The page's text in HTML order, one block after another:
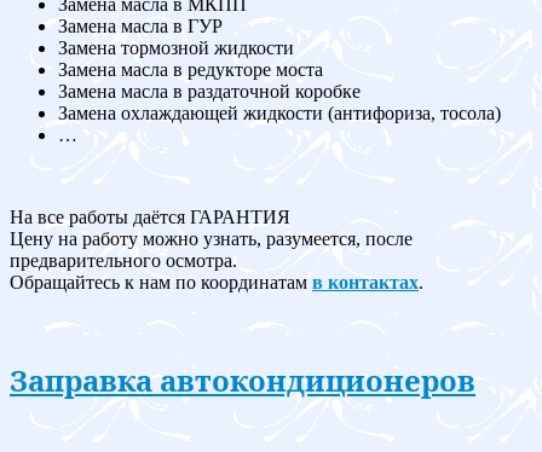
Замена масла в МКПП
Замена масла в ГУР
Замена тормозной жидкости
Замена масла в редукторе моста
Замена масла в раздаточной коробке
Замена охлаждающей жидкости (антифориза, тосола)
…
На все работы даётся ГАРАНТИЯ
Цену на работу можно узнать, разумеется, после
предварительного осмотра.
Обращайтесь к нам по координатам в контактах.
Заправка автокондиционеров